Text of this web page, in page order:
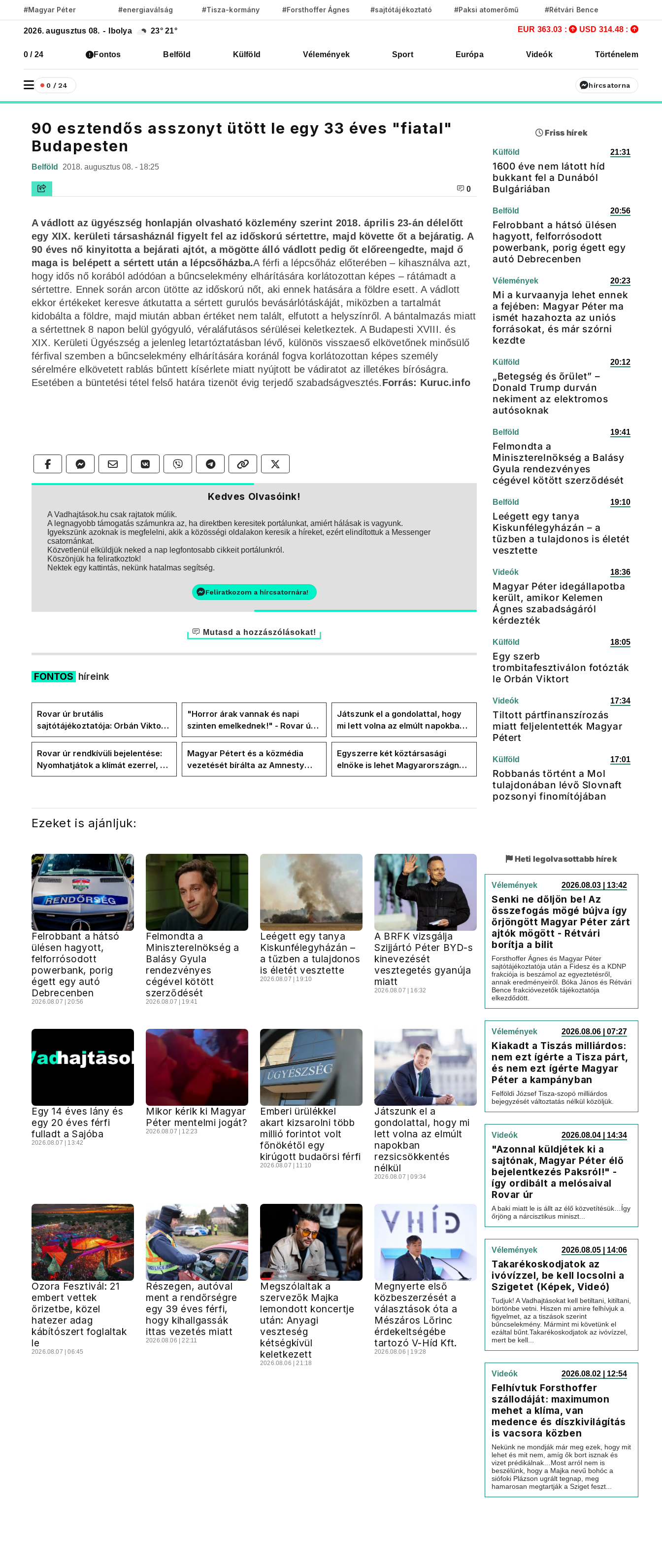
#Magyar Péter #energiaválság #Tisza-kormány #Forsthoffer Ágnes #sajtótájékoztató #Paksi atomerőmű #Rétvári Bence
2026. augusztus 08. - Ibolya 23° 21° EUR 363.03 : USD 314.48 :
0 / 24 Fontos Belföld Külföld Vélemények Sport Európa Videók Történelem
0 / 24 hírcsatorna
90 esztendős asszonyt ütött le egy 33 éves "fiatal"
Budapesten
Belföld 2018. augusztus 08. - 18:25
0
A vádlott az ügyészség honlapján olvasható közlemény szerint 2018. április 23-án délelőtt
egy XIX. kerületi társasháznál figyelt fel az időskorú sértettre, majd követte őt a bejáratig. A
90 éves nő kinyitotta a bejárati ajtót, a mögötte álló vádlott pedig őt előreengedte, majd ő
maga is belépett a sértett után a lépcsőházba.A férfi a lépcsőház előterében – kihasználva azt,
hogy idős nő korából adódóan a bűncselekmény elhárítására korlátozottan képes – rátámadt a
sértettre. Ennek során arcon ütötte az időskorú nőt, aki ennek hatására a földre esett. A vádlott
ekkor értékeket keresve átkutatta a sértett gurulós bevásárlótáskáját, miközben a tartalmát
kidobálta a földre, majd miután abban értéket nem talált, elfutott a helyszínről. A bántalmazás miatt
a sértettnek 8 napon belül gyógyuló, véraláfutásos sérülései keletkeztek. A Budapesti XVIII. és
XIX. Kerületi Ügyészség a jelenleg letartóztatásban lévő, különös visszaeső elkövetőnek minősülő
férfival szemben a bűncselekmény elhárítására koránál fogva korlátozottan képes személy
sérelmére elkövetett rablás bűntett kísérlete miatt nyújtott be vádiratot az illetékes bíróságra.
Esetében a büntetési tétel felső határa tizenöt évig terjedő szabadságvesztés.Forrás: Kuruc.info
Kedves Olvasóink!
A Vadhajtások.hu csak rajtatok múlik.
A legnagyobb támogatás számunkra az, ha direktben keresitek portálunkat, amiért hálásak is vagyunk.
Igyekszünk azoknak is megfelelni, akik a közösségi oldalakon keresik a híreket, ezért elindítottuk a Messenger
csatornánkat.
Közvetlenül elküldjük neked a nap legfontosabb cikkeit portálunkról.
Köszönjük ha feliratkoztok!
Nektek egy kattintás, nekünk hatalmas segítség.
Feliratkozom a hírcsatornára!
Mutasd a hozzászólásokat!
FONTOS híreink
Rovar úr brutális
sajtótájékoztatója: Orbán Viktor
és a Vadhajtások a felelős a
kialakult helyzetért
"Horror árak vannak és napi
szinten emelkednek!" - Rovar úr
Facebook-oldalán lázadnak a
Tiszások
Játszunk el a gondolattal, hogy
mi lett volna az elmúlt napokban
rezsicsökkentés nélkül
Rovar úr rendkívüli bejelentése:
Nyomhatjátok a klímát ezerrel, a
hűtőket letekerhetitek, vége az
Magyar Pétert és a közmédia
vezetését bírálta az Amnesty
International a Klubrádióban
Egyszerre két köztársasági
elnöke is lehet Magyarországnak
jövő hétre
Ezeket is ajánljuk:
Felrobbant a hátsó
ülésen hagyott,
felforrósodott
powerbank, porig
égett egy autó
Debrecenben
2026.08.07 | 20:56
Felmondta a
Miniszterelnökség a
Balásy Gyula
rendezvényes
cégével kötött
szerződését
2026.08.07 | 19:41
Leégett egy tanya
Kiskunfélegyházán –
a tűzben a tulajdonos
is életét vesztette
2026.08.07 | 19:10
A BRFK vizsgálja
Szijjártó Péter BYD-s
kinevezését
vesztegetés gyanúja
miatt
2026.08.07 | 16:32
Egy 14 éves lány és
egy 20 éves férfi
fulladt a Sajóba
2026.08.07 | 13:42
Mikor kérik ki Magyar
Péter mentelmi jogát?
2026.08.07 | 12:23
Emberi ürülékkel
akart kizsarolni több
millió forintot volt
főnökétől egy
kirúgott budaörsi férfi
2026.08.07 | 11:10
Játszunk el a
gondolattal, hogy mi
lett volna az elmúlt
napokban
rezsicsökkentés
nélkül
2026.08.07 | 09:34
Ozora Fesztivál: 21
embert vettek
őrizetbe, közel
hatezer adag
kábítószert foglaltak
le
2026.08.07 | 06:45
Részegen, autóval
ment a rendőrségre
egy 39 éves férfi,
hogy kihallgassák
ittas vezetés miatt
2026.08.06 | 22:11
Megszólaltak a
szervezők Majka
lemondott koncertje
után: Anyagi
veszteség
kétségkívül
keletkezett
2026.08.06 | 21:18
Megnyerte első
közbeszerzését a
választások óta a
Mészáros Lőrinc
érdekeltségébe
tartozó V-Híd Kft.
2026.08.06 | 19:28
Friss hírek
Külföld 21:31
1600 éve nem látott híd
bukkant fel a Dunából
Bulgáriában
Belföld 20:56
Felrobbant a hátsó ülésen
hagyott, felforrósodott
powerbank, porig égett egy
autó Debrecenben
Vélemények 20:23
Mi a kurvaanyja lehet ennek
a fejében: Magyar Péter ma
ismét hazahozta az uniós
forrásokat, és már szórni
kezdte
Külföld 20:12
„Betegség és őrület” –
Donald Trump durván
nekiment az elektromos
autósoknak
Belföld 19:41
Felmondta a
Miniszterelnökség a Balásy
Gyula rendezvényes
cégével kötött szerződését
Belföld 19:10
Leégett egy tanya
Kiskunfélegyházán – a
tűzben a tulajdonos is életét
vesztette
Videók 18:36
Magyar Péter idegállapotba
került, amikor Kelemen
Ágnes szabadságáról
kérdezték
Külföld 18:05
Egy szerb
trombitafesztiválon fotózták
le Orbán Viktort
Videók 17:34
Tiltott pártfinanszírozás
miatt feljelentették Magyar
Pétert
Külföld 17:01
Robbanás történt a Mol
tulajdonában lévő Slovnaft
pozsonyi finomítójában
Heti legolvasottabb hírek
Vélemények 2026.08.03 | 13:42
Senki ne dőljön be! Az
összefogás mögé bújva így
őrjöngött Magyar Péter zárt
ajtók mögött - Rétvári
borítja a bilit
Forsthoffer Ágnes és Magyar Péter
sajtótájékoztatója után a Fidesz és a KDNP
frakciója is beszámol az egyeztetésről,
annak eredményeiről. Bóka János és Rétvári
Bence frakcióvezetők tájékoztatója
elkezdődött.
Vélemények 2026.08.06 | 07:27
Kiakadt a Tiszás milliárdos:
nem ezt ígérte a Tisza párt,
és nem ezt ígérte Magyar
Péter a kampányban
Felföldi József Tisza-szopó milliárdos
bejegyzését változtatás nélkül közöljük.
Videók 2026.08.04 | 14:34
"Azonnal küldjétek ki a
sajtónak, Magyar Péter élő
bejelentkezés Paksról!" -
így ordibált a melósaival
Rovar úr
A baki miatt le is állt az élő közvetítésük…Így
őrjöng a nárcisztikus miniszt...
Vélemények 2026.08.05 | 14:06
Takarékoskodjatok az
ivóvízzel, be kell locsolni a
Szigetet (Képek, Videó)
Tudjuk! A Vadhajtásokat kell betiltani, kitiltani,
börtönbe vetni. Hiszen mi amire felhívjuk a
figyelmet, az a tiszások szerint
bűncselekmény. Mármint mi követünk el
ezáltal bűnt.Takarékoskodjatok az ivóvízzel,
mert be kell...
Videók 2026.08.02 | 12:54
Felhívtuk Forsthoffer
szállodáját: maximumon
mehet a klíma, van
medence és díszkivilágítás
is vacsora közben
Nekünk ne mondják már meg ezek, hogy mit
lehet és mit nem, amíg ők bort isznak és
vizet prédikálnak…Most arról nem is
beszélünk, hogy a Majka nevű bohóc a
siófoki Plázson ugrált tegnap, meg
hamarosan megtartják a Sziget feszt...